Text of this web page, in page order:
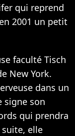
qui reprend
2001 un petit
faculté Tisch
New York.
dans un
signe son
qui prendra
elle